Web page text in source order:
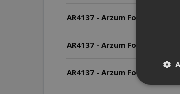
AR4137 - Arzum Focus Pro
AR4137 - Arzum Focus Pro
AR4137 - Arzum Focus Pro